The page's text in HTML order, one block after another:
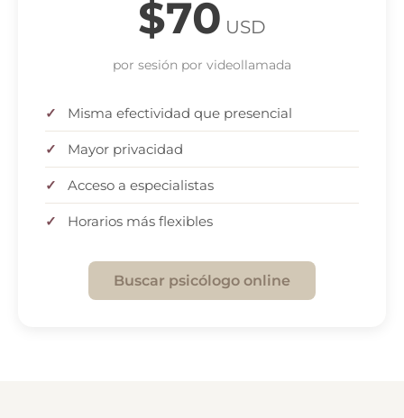
$70 USD
por sesión por videollamada
Misma efectividad que presencial
Mayor privacidad
Acceso a especialistas
Horarios más flexibles
Buscar psicólogo online